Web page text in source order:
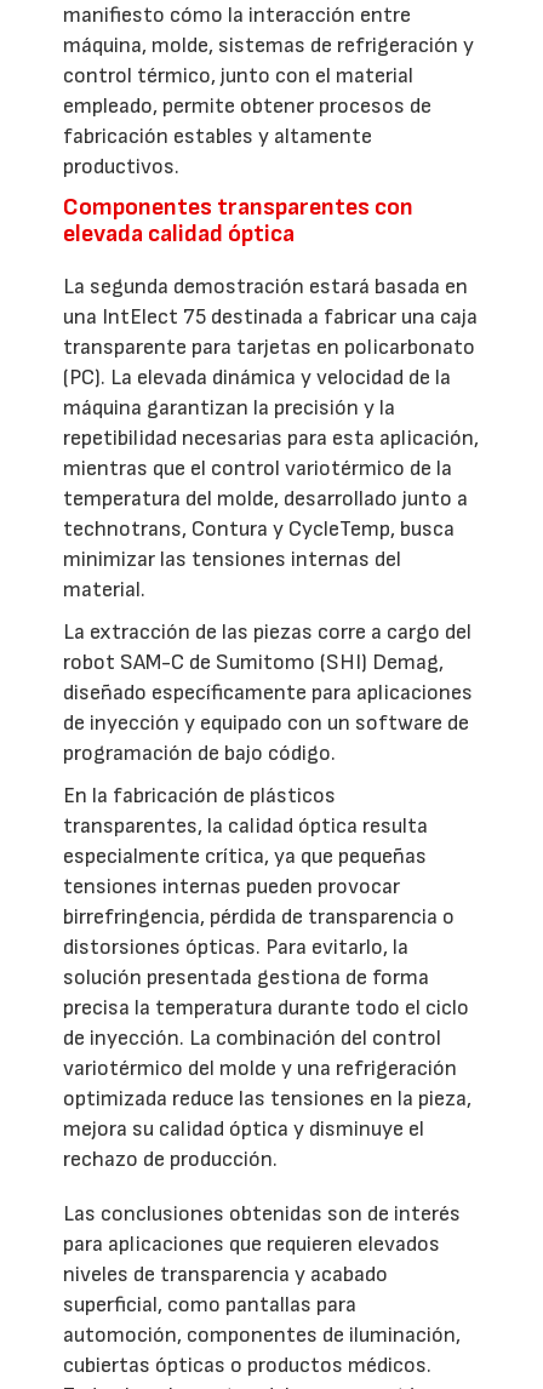
manifiesto cómo la interacción entre
máquina, molde, sistemas de refrigeración y
control térmico, junto con el material
empleado, permite obtener procesos de
fabricación estables y altamente
productivos.
Componentes transparentes con
elevada calidad óptica
La segunda demostración estará basada en
una IntElect 75 destinada a fabricar una caja
transparente para tarjetas en policarbonato
(PC). La elevada dinámica y velocidad de la
máquina garantizan la precisión y la
repetibilidad necesarias para esta aplicación,
mientras que el control variotérmico de la
temperatura del molde, desarrollado junto a
technotrans, Contura y CycleTemp, busca
minimizar las tensiones internas del
material.
La extracción de las piezas corre a cargo del
robot SAM-C de Sumitomo (SHI) Demag,
diseñado específicamente para aplicaciones
de inyección y equipado con un software de
programación de bajo código.
En la fabricación de plásticos
transparentes, la calidad óptica resulta
especialmente crítica, ya que pequeñas
tensiones internas pueden provocar
birrefringencia, pérdida de transparencia o
distorsiones ópticas. Para evitarlo, la
solución presentada gestiona de forma
precisa la temperatura durante todo el ciclo
de inyección. La combinación del control
variotérmico del molde y una refrigeración
optimizada reduce las tensiones en la pieza,
mejora su calidad óptica y disminuye el
rechazo de producción.
Las conclusiones obtenidas son de interés
para aplicaciones que requieren elevados
niveles de transparencia y acabado
superficial, como pantallas para
automoción, componentes de iluminación,
cubiertas ópticas o productos médicos.